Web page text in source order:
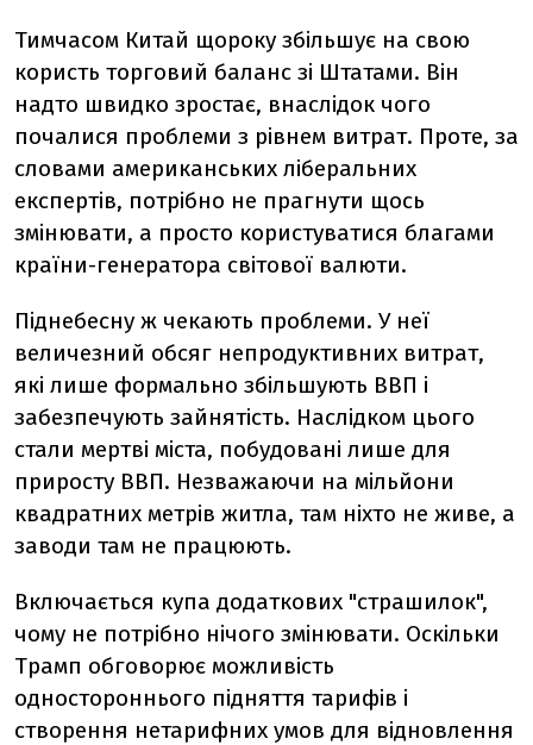
Тимчасом Китай щороку збільшує на свою
користь торговий баланс зі Штатами. Він
надто швидко зростає, внаслідок чого
почалися проблеми з рівнем витрат. Проте, за
словами американських ліберальних
експертів, потрібно не прагнути щось
змінювати, а просто користуватися благами
країни-генератора світової валюти.
Піднебесну ж чекають проблеми. У неї
величезний обсяг непродуктивних витрат,
які лише формально збільшують ВВП і
забезпечують зайнятість. Наслідком цього
стали мертві міста, побудовані лише для
приросту ВВП. Незважаючи на мільйони
квадратних метрів житла, там ніхто не живе, а
заводи там не працюють.
Включається купа додаткових "страшилок",
чому не потрібно нічого змінювати. Оскільки
Трамп обговорює можливість
одностороннього підняття тарифів і
створення нетарифних умов для відновлення